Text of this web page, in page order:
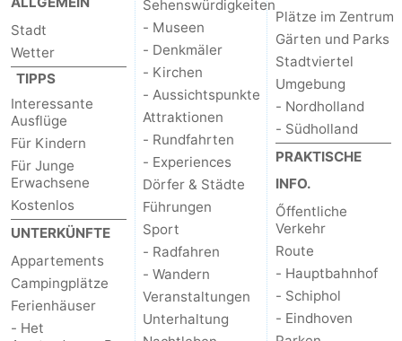
Stadt
Wetter
TIPPS
Interessante
Ausflüge
Für Kindern
Für Junge
Erwachsene
Kostenlos
UNTERKÜNFTE
Appartements
Campingplätze
Ferienhäuser
- Het
Sehenswürdigkeiten
- Museen
- Denkmäler
- Kirchen
- Aussichtspunkte
Attraktionen
- Rundfahrten
- Experiences
Dörfer & Städte
Führungen
Sport
- Radfahren
- Wandern
Veranstaltungen
Unterhaltung
Plätze im Zentrum
Gärten und Parks
Stadtviertel
Umgebung
- Nordholland
- Südholland
PRAKTISCHE
INFO.
Őffentliche
Verkehr
Route
- Hauptbahnhof
- Schiphol
- Eindhoven